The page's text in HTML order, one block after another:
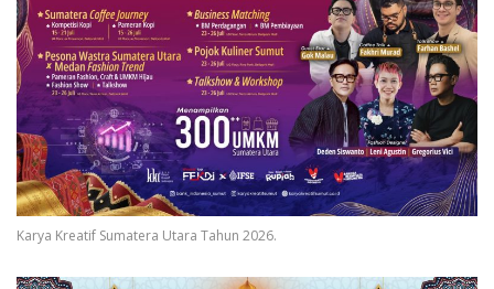
Karya Kreatif Sumatera Utara Tahun 2026.